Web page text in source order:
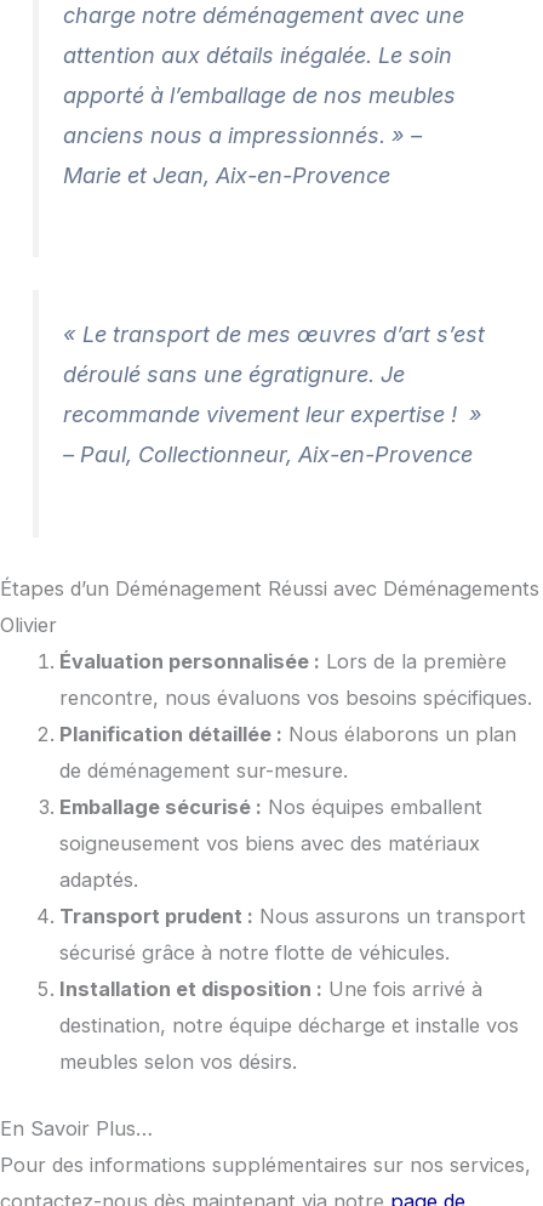
charge notre déménagement avec une
attention aux détails inégalée. Le soin
apporté à l’emballage de nos meubles
anciens nous a impressionnés. » –
Marie et Jean, Aix-en-Provence
« Le transport de mes œuvres d’art s’est
déroulé sans une égratignure. Je
recommande vivement leur expertise ! »
– Paul, Collectionneur, Aix-en-Provence
Étapes d’un Déménagement Réussi avec Déménagements
Olivier
Évaluation personnalisée : Lors de la première
rencontre, nous évaluons vos besoins spécifiques.
Planification détaillée : Nous élaborons un plan
de déménagement sur-mesure.
Emballage sécurisé : Nos équipes emballent
soigneusement vos biens avec des matériaux
adaptés.
Transport prudent : Nous assurons un transport
sécurisé grâce à notre flotte de véhicules.
Installation et disposition : Une fois arrivé à
destination, notre équipe décharge et installe vos
meubles selon vos désirs.
En Savoir Plus…
Pour des informations supplémentaires sur nos services,
contactez-nous dès maintenant via notre page de